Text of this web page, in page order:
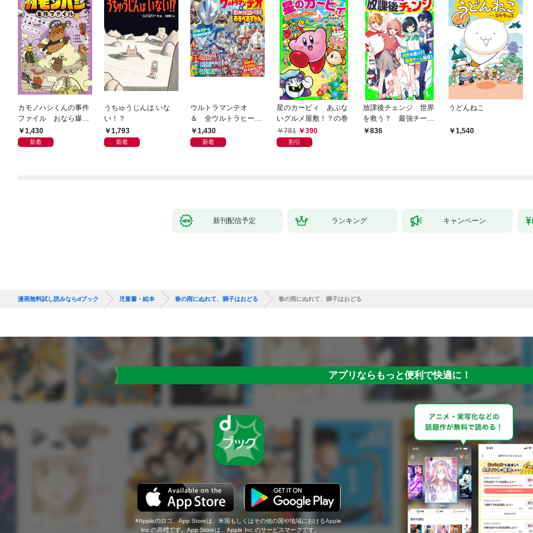
カモノハシくんの事件
ファイル おなら爆
弾！ 危機イッパツ編
1,430
新着
うちゅうじんは いな
い！？
1,793
新着
ウルトラマンテオ
＆ 全ウルトラヒーロ
ー大集合 あそべるず
かん
1,430
新着
星のカービィ あぶな
いグルメ屋敷！？の巻
781
390
割引
放課後チェンジ 世界
を救う？ 最強チーム
結成！
836
うどんねこ
1,540
新刊配信予定 ランキング キャンペーン
漫画無料試し読みならdブック 児童書・絵本 春の雨にぬれて、獅子はおどる 春の雨にぬれて、獅子はおどる
アプリならもっと便利で快適に！
Appleのロゴ、App Storeは、米国もしくはその他の国や地域におけるApple
Inc.の商標です。App Storeは、Apple Inc.のサービスマークです。